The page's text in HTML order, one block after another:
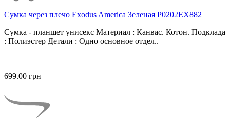
Сумка через плечо Exodus America Зеленая P0202EX882
Сумка - планшет унисекс Материал : Канвас. Котон. Подклада
: Полиэстер Детали : Одно основное отдел..
699.00 грн